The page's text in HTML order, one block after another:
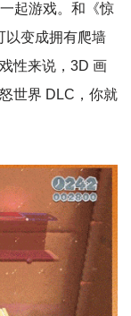
起游戏。和《惊
以变成拥有爬墙
性来说，3D 画
世界 DLC，你就